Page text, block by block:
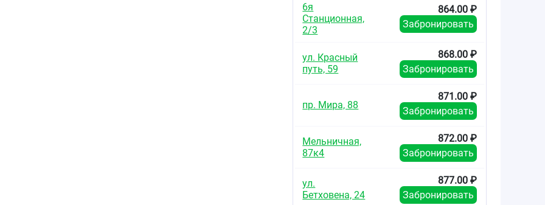
6я
Станционная,
2/3
864.00 ₽
Забронировать
ул. Красный
путь, 59
868.00 ₽
Забронировать
пр. Мира, 88
871.00 ₽
Забронировать
Мельничная,
87к4
872.00 ₽
Забронировать
ул.
Бетховена, 24
877.00 ₽
Забронировать